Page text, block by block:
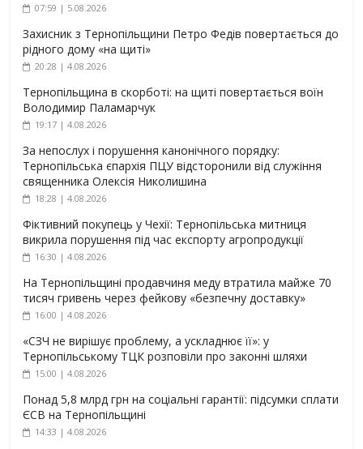
07:59 | 5.08.2026
Захисник з Тернопільщини Петро Федів повертається до
рідного дому «на щиті»
20:28 | 4.08.2026
Тернопільщина в скорботі: на щиті повертається воїн
Володимир Паламарчук
19:17 | 4.08.2026
За непослух і порушення канонічного порядку:
Тернопільська єпархія ПЦУ відсторонили від служіння
священника Олексія Николишина
18:28 | 4.08.2026
Фіктивний покупець у Чехії: Тернопільська митниця
викрила порушення під час експорту агропродукції
16:30 | 4.08.2026
На Тернопільщині продавчиня меду втратила майже 70
тисяч гривень через фейкову «безпечну доставку»
16:00 | 4.08.2026
«СЗЧ не вирішує проблему, а ускладнює її»: у
Тернопільському ТЦК розповіли про законні шляхи
15:00 | 4.08.2026
Понад 5,8 млрд грн на соціальні гарантії: підсумки сплати
ЄСВ на Тернопільщині
14:33 | 4.08.2026